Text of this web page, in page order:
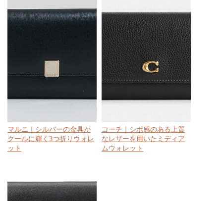
マルニ｜シルバーの金具が
クールに輝く3つ折りウォレ
ット
コーチ｜シボ感のある上質
なレザーを用いたミディア
ムウォレット